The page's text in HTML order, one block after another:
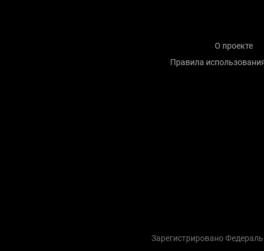
О проекте
Правила
Зарегистрировано